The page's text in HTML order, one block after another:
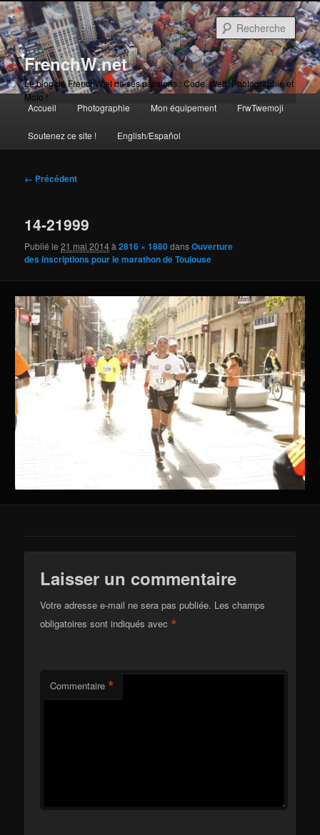
Aller
au
contenu
principalFrenchW.net
Le blog de FrenchW et de ses passions : Code, Web, Photographie et
Moto !
principal
Aller
au
Accueil Photographie Mon équipement FrwTwemoji
Soutenez ce site ! English/Español
Navigation
← Précédent
14-21999
Publié le21 mai 2014à2816 × 1880dansOuverture
des inscriptions pour le marathon de Toulouse
Laisser un commentaire
Votre adresse e-mail ne sera pas publiée. Les champs
obligatoires sont indiqués avec*
Commentaire *